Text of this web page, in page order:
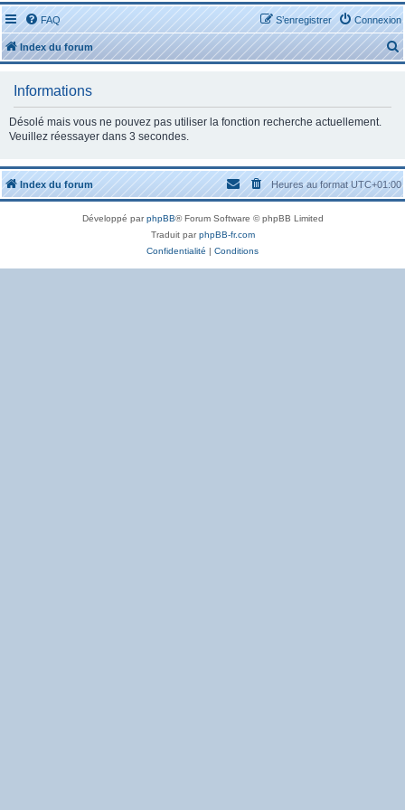
FAQ Connexion
S’enregistrer
Index du forum
e
c
h
Informations
Désolé mais vous ne pouvez pas utiliser la fonction recherche actuellement.
Veuillez réessayer dans 3 secondes.
Index du forum Heures au formatUTC+01:00
Développé parphpBB® Forum Software © phpBB Limited
Traduit parphpBB-fr.com
Confidentialité | Conditions